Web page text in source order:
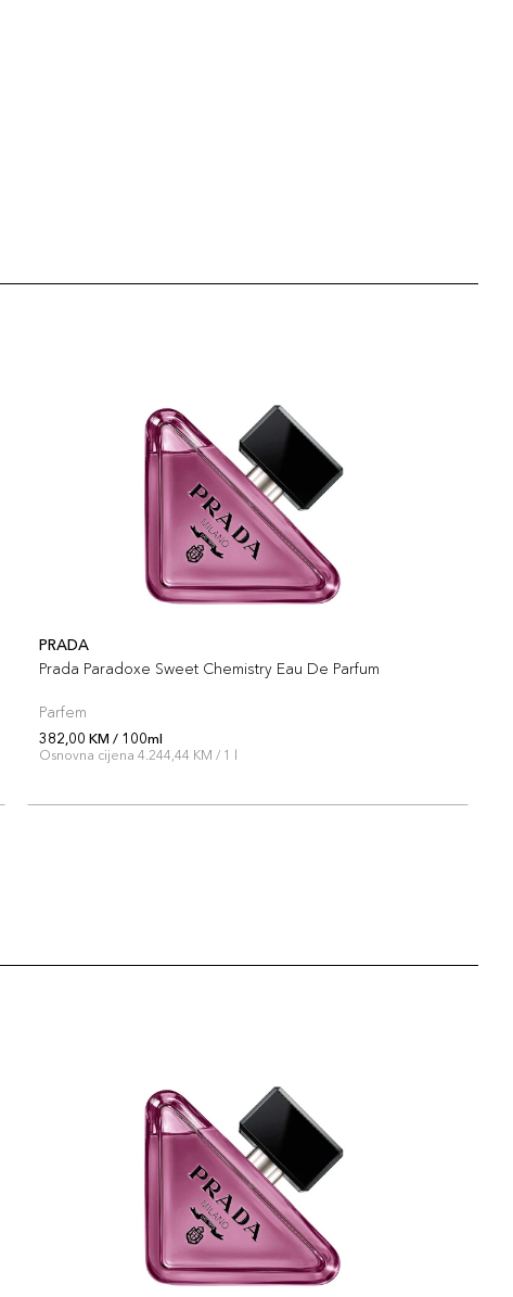
PRADA
Prada Paradoxe Sweet Chemistry Eau De Parfum
Parfem
382,00 KM / 100ml
Osnovna cijena 4.244,44 KM / 1 l